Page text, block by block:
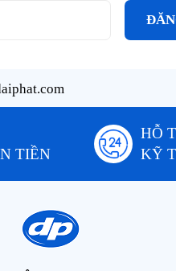
TIỀN
HỖ
KỸ